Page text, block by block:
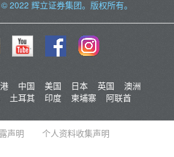
2022 辉立证券集团。版权所有。
中国 美国 日本 英国
澳洲
土耳其 印度 柬埔寨
阿联酋
声明 个人资料收集声明